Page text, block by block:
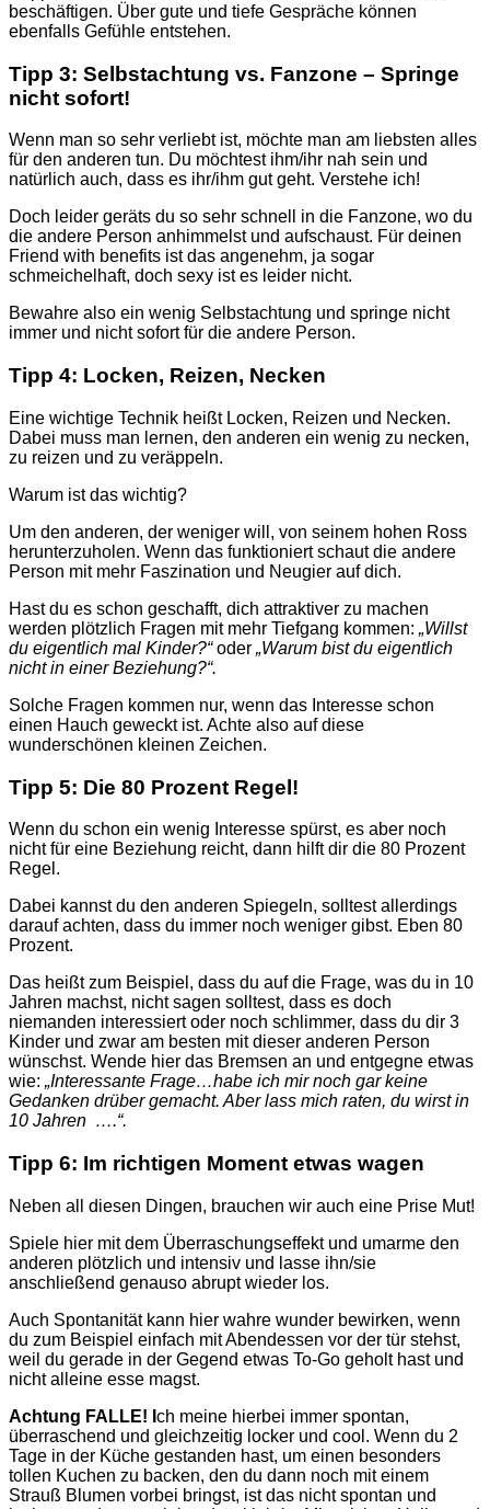
beschäftigen. Über gute und tiefe Gespräche können
ebenfalls Gefühle entstehen.
Tipp 3: Selbstachtung vs. Fanzone – Springe
nicht sofort!
Wenn man so sehr verliebt ist, möchte man am liebsten alles
für den anderen tun. Du möchtest ihm/ihr nah sein und
natürlich auch, dass es ihr/ihm gut geht. Verstehe ich!
Doch leider geräts du so sehr schnell in die Fanzone, wo du
die andere Person anhimmelst und aufschaust. Für deinen
Friend with benefits ist das angenehm, ja sogar
schmeichelhaft, doch sexy ist es leider nicht.
Bewahre also ein wenig Selbstachtung und springe nicht
immer und nicht sofort für die andere Person.
Tipp 4: Locken, Reizen, Necken
Eine wichtige Technik heißt Locken, Reizen und Necken.
Dabei muss man lernen, den anderen ein wenig zu necken,
zu reizen und zu veräppeln.
Warum ist das wichtig?
Um den anderen, der weniger will, von seinem hohen Ross
herunterzuholen. Wenn das funktioniert schaut die andere
Person mit mehr Faszination und Neugier auf dich.
Hast du es schon geschafft, dich attraktiver zu machen
werden plötzlich Fragen mit mehr Tiefgang kommen: „Willst
du eigentlich mal Kinder?“oder „Warum bist du eigentlich
nicht in einer Beziehung?“.
Solche Fragen kommen nur, wenn das Interesse schon
einen Hauch geweckt ist. Achte also auf diese
wunderschönen kleinen Zeichen.
Tipp 5: Die 80 Prozent Regel!
Wenn du schon ein wenig Interesse spürst, es aber noch
nicht für eine Beziehung reicht, dann hilft dir die 80 Prozent
Regel.
Dabei kannst du den anderen Spiegeln, solltest allerdings
darauf achten, dass du immer noch weniger gibst. Eben 80
Prozent.
Das heißt zum Beispiel, dass du auf die Frage, was du in 10
Jahren machst, nicht sagen solltest, dass es doch
niemanden interessiert oder noch schlimmer, dass du dir 3
Kinder und zwar am besten mit dieser anderen Person
wünschst. Wende hier das Bremsen an und entgegne etwas
wie: „Interessante Frage…habe ich mir noch gar keine
Gedanken drüber gemacht. Aber lass mich raten, du wirst in
10 Jahren ….“.
Tipp 6: Im richtigen Moment etwas wagen
Neben all diesen Dingen, brauchen wir auch eine Prise Mut!
Spiele hier mit dem Überraschungseffekt und umarme den
anderen plötzlich und intensiv und lasse ihn/sie
anschließend genauso abrupt wieder los.
Auch Spontanität kann hier wahre wunder bewirken, wenn
du zum Beispiel einfach mit Abendessen vor der tür stehst,
weil du gerade in der Gegend etwas To-Go geholt hast und
nicht alleine esse magst.
Achtung FALLE! I ch meine hierbei immer spontan,
überraschend und gleichzeitig locker und cool. Wenn du 2
Tage in der Küche gestanden hast, um einen besonders
tollen Kuchen zu backen, den du dann noch mit einem
Strauß Blumen vorbei bringst, ist das nicht spontan und